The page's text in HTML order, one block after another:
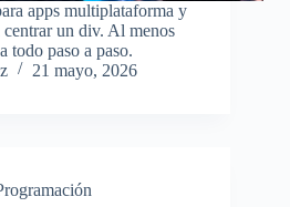
apps multiplataforma y
un div. Al menos
todo paso a paso.
21 mayo, 2026